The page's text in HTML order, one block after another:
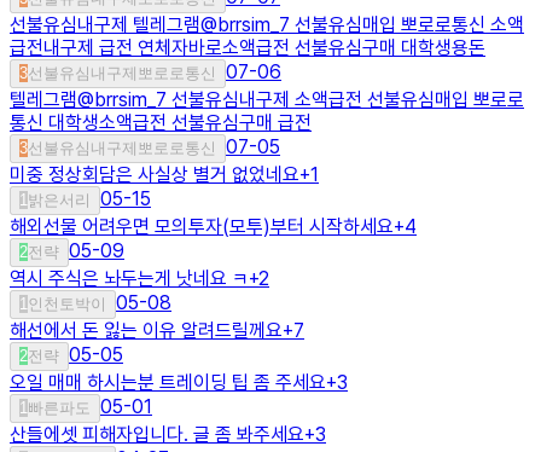
선불유심내구제 텔레그램@brrsim_7 선불유심매입 뽀로로통신 소액
급전내구제 급전 연체자바로소액급전 선불유심구매 대학생용돈
3선불유심내구제뽀로로통신
07-06
텔레그램@brrsim_7 선불유심내구제 소액급전 선불유심매입 뽀로로
통신 대학생소액급전 선불유심구매 급전
3선불유심내구제뽀로로통신
07-05
미중 정상회담은 사실상 별거 없었네요+1
1밝은서리
05-15
해외선물 어려우면 모의투자(모투)부터 시작하세요+4
2전략 05-09
역시 주식은 놔두는게 낫네요 ㅋ+2
1인천토박이
05-08
해선에서 돈 잃는 이유 알려드릴께요+7
2전략 05-05
오일 매매 하시는분 트레이딩 팁 좀 주세요+3
1빠른파도 05-01
산들에셋 피해자입니다. 글 좀 봐주세요+3